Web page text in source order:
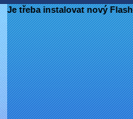
Je třeba instalovat nový Flash